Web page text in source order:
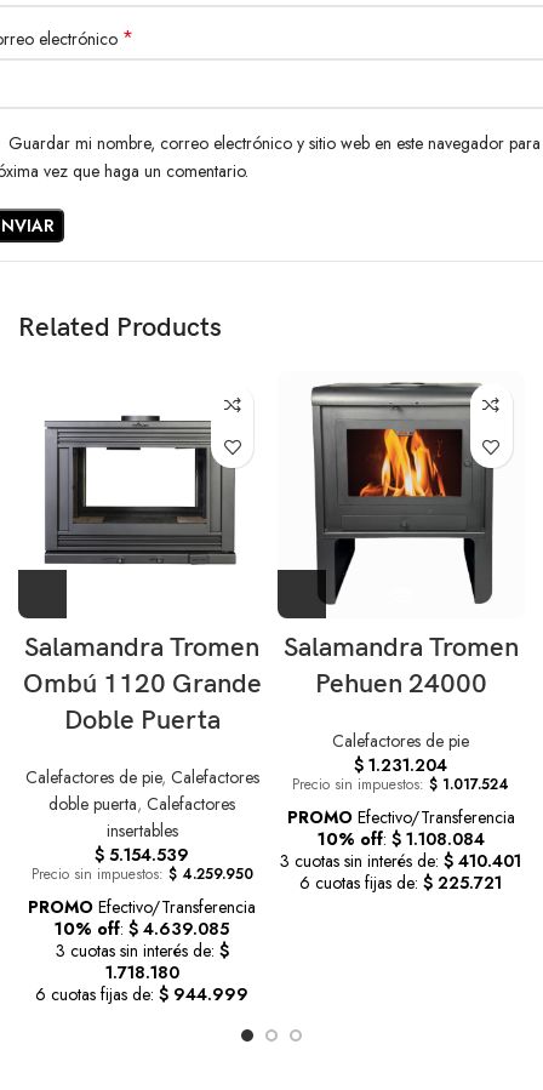
electrónico *
Guardar mi nombre, correo electrónico y sitio web en este navegador
vez que haga un comentario.
Related Products
Salamandra Tromen
Ombú 1120 Grande
Doble Puerta
Calefactores de pie, Calefactores
doble puerta, Calefactores
insertables
$ 5.154.539
Precio sin impuestos: $4.259.950
PROMO Efectivo/Transferencia
10% off: $ 4.639.085
3 cuotas sin interés de: $
1.718.180
6 cuotas fijas de: $ 944.999
Salamandra Tromen
Pehuen 24000
Calefactores de pie
$ 1.231.204
Precio sin impuestos:$ 1.017.524
PROMOEfectivo/Transferencia
10% off: $ 1.108.084
3 cuotas sin interés de:$ 410.401
6 cuotas fijas de:$ 225.721